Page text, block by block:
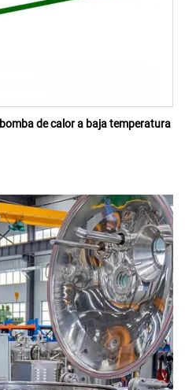
de calor a baja temperatura